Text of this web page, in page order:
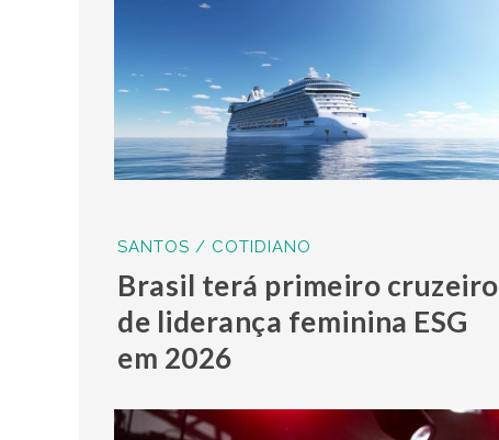
SANTOS / COTIDIANO
Brasil terá primeiro cruzeiro
de liderança feminina ESG
em 2026